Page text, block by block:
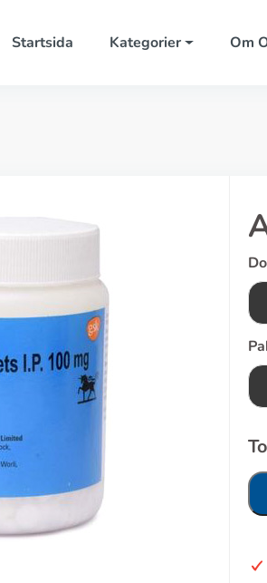
Startsida Kategorier Om